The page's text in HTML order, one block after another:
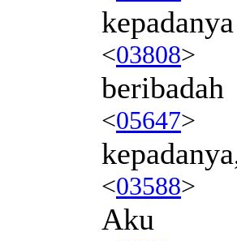
<03808>
beribadah
<05647>
<03588>
Aku